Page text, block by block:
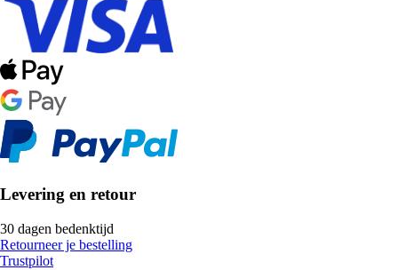
Levering en retour
30 dagen bedenktijd
Retourneer je bestelling
Trustpilot